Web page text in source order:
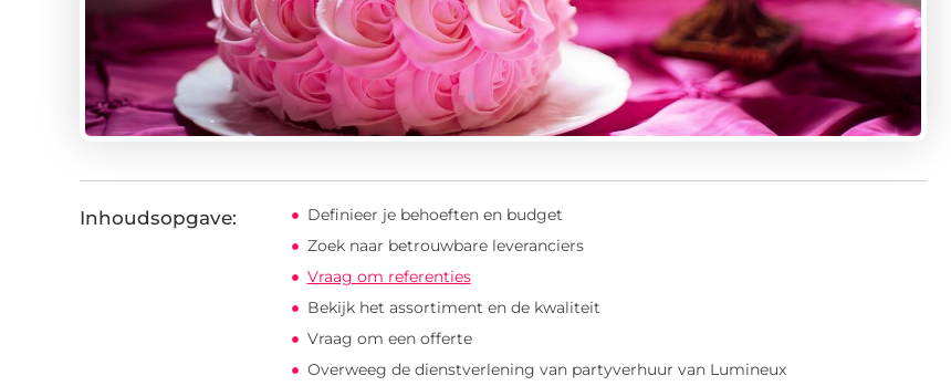
Inhoudsopgave:
Definieer je behoeften en budget
Zoek naar betrouwbare leveranciers
Vraag om referenties
Bekijk het assortiment en de kwaliteit
Vraag om een offerte
Overweeg de dienstverlening van partyverhuur van Lumineux